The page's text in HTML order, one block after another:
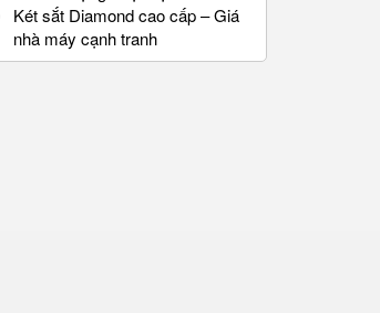
Két sắt Diamond cao cấp – Giá
nhà máy cạnh tranh